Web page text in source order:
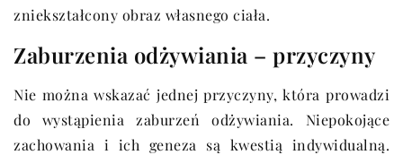
zniekształcony obraz własnego ciała.
Zaburzenia odżywiania – przyczyny
Nie można wskazać jednej przyczyny, która prowadzi
do wystąpienia zaburzeń odżywiania. Niepokojące
zachowania i ich geneza są kwestią indywidualną.